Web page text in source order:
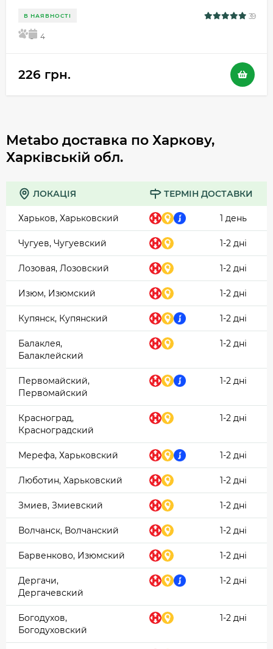
В НАЯВНОСТІ 39
5 4
226 грн.
Metabo доставка по Харкову,
Харківській обл.
ЛОКАЦІЯ ТЕРМІН ДОСТАВКИ
Харьков, Харьковский 1 день
Чугуев, Чугуевский 1-2 дні
Лозовая, Лозовский 1-2 дні
Изюм, Изюмский 1-2 дні
Купянск, Купянский 1-2 дні
Балаклея,
Балаклейский
1-2 дні
Первомайский,
Первомайский
1-2 дні
Красноград,
Красноградский
1-2 дні
Мерефа, Харьковский 1-2 дні
Люботин, Харьковский 1-2 дні
Змиев, Змиевский 1-2 дні
Волчанск, Волчанский 1-2 дні
Барвенково, Изюмский 1-2 дні
Дергачи,
Дергачевский
1-2 дні
Богодухов,
Богодуховский
1-2 дні